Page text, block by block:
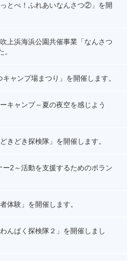
とべ！ふれあいなんさつ②」を開
上浜海浜公園共催事業「なんさつ
ャンプ場まつり」を開催します。
キャンプ～夏の夜空を感じよう
きどき探検隊」を開催します。
2～活動を支援するためのボラン
体験」を開催します。
んぱく探検隊２」を開催しまし